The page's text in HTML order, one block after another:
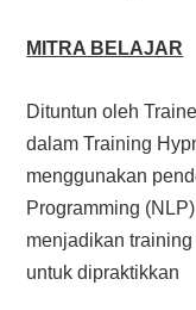
MITRA BELAJAR
Dituntun oleh
dalam Training
menggunakan
Programming
menjadikan
untuk dipraktikkan